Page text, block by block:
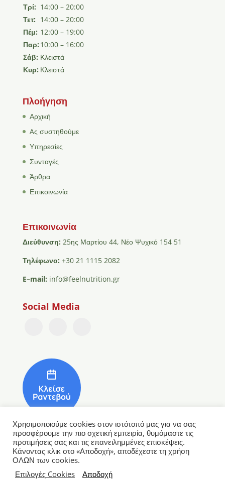
Τρί: 14:00 – 20:00
Τετ: 14:00 – 20:00
Πέμ: 12:00 – 19:00
Παρ: 10:00 – 16:00
Σάβ: Κλειστά
Κυρ: Κλειστά
Πλοήγηση
Αρχική
Aς συστηθούμε
Υπηρεσίες
Συνταγές
Άρθρα
Επικοινωνία
Επικοινωνία
Διεύθυνση: 25ης Μαρτίου 44, Νέο Ψυχικό 154 51
Τηλέφωνο: +30 21 1115 2082
E–mail: info@feelnutrition.gr
Social Media
Χρησιμοποιούμε cookies στον ιστότοπό μας για να σας
προσφέρουμε την πιο σχετική εμπειρία, θυμόμαστε τις
προτιμήσεις σας και τις επανειλημμένες επισκέψεις.
Κάνοντας κλικ στο «Αποδοχή», αποδέχεστε τη χρήση
ΟΛΩΝ των cookies.
Επιλογές Cookies
Αποδοχή